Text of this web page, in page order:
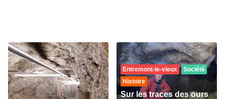
Entremont-le-vieux
Société
Histoire
Sur les traces des ours